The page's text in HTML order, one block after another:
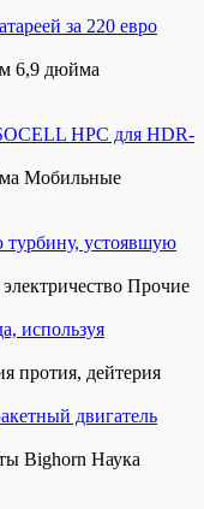
за 220 евро
6,9 дюйма
HPC для HDR-
Мобильные
турбину, устоявшую
Прочие
используя
протия, дейтерия
двигатель
Bighorn Наука